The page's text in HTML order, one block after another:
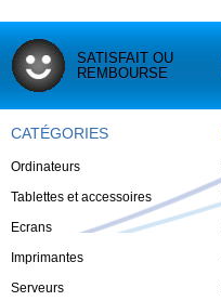
SATISFAIT OU
REMBOURSE
CATÉGORIES
Ordinateurs
Tablettes et accessoires
Ecrans
Imprimantes
Serveurs